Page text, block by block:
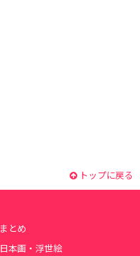
トップに戻る
まとめ
日本画・浮世絵